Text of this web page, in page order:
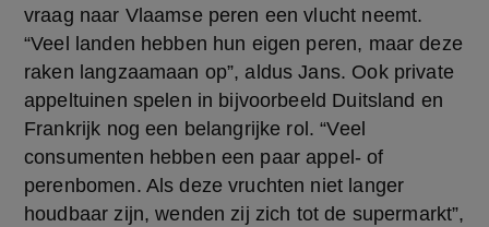
vraag naar Vlaamse peren een vlucht neemt.
“Veel landen hebben hun eigen peren, maar deze
raken langzaamaan op”, aldus Jans. Ook private
appeltuinen spelen in bijvoorbeeld Duitsland en
Frankrijk nog een belangrijke rol. “Veel
consumenten hebben een paar appel- of
perenbomen. Als deze vruchten niet langer
houdbaar zijn, wenden zij zich tot de supermarkt”,